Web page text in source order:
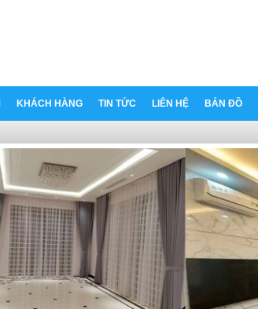
KHÁCH HÀNG TIN TỨC LIÊN HỆ BẢN ĐỒ